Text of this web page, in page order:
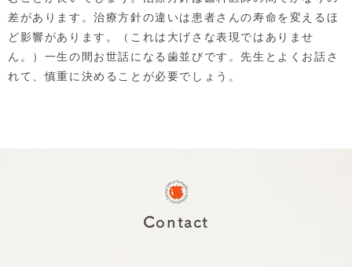
差があります。治療方針の違いは患者さんの寿命を変えるほ
ど影響があります。（これは大げさな表現ではありませ
ん。）一生の間お世話になる歯並びです。先生とよくお話さ
れて、慎重に決めることが必要でしょう。
Contact